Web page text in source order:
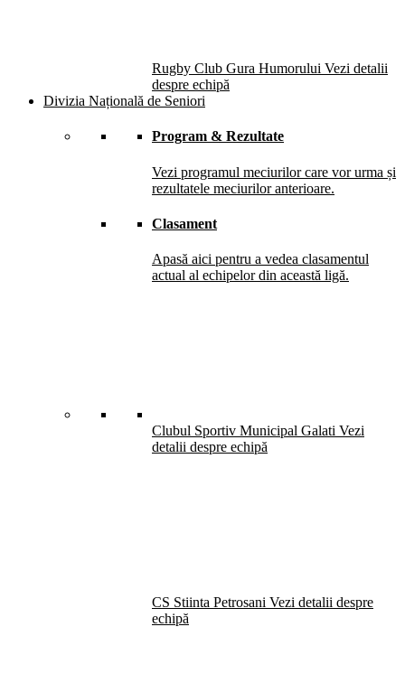
Rugby Club Gura Humorului Vezi detalii
despre echipă
Divizia Națională de Seniori
Program & Rezultate
Vezi programul meciurilor care vor urma și
rezultatele meciurilor anterioare.
Clasament
Apasă aici pentru a vedea clasamentul
actual al echipelor din această ligă.
Clubul Sportiv Municipal Galati Vezi
detalii despre echipă
CS Stiinta Petrosani Vezi detalii despre
echipă